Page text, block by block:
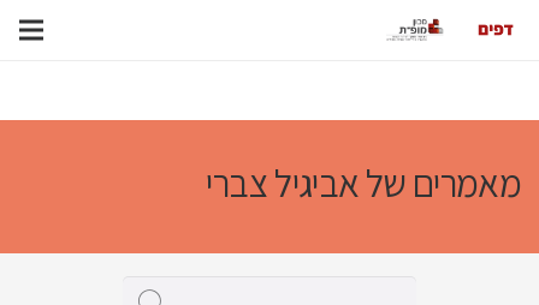
מאמרים של אביגיל צברי